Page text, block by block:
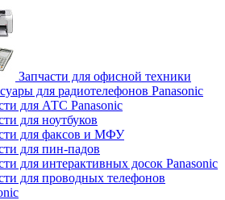
Запчасти для офисной техники
для радиотелефонов Panasonic
для АТС Panasonic
для ноутбуков
для факсов и МФУ
для пин-падов
для интерактивных досок Panasonic
для проводных телефонов